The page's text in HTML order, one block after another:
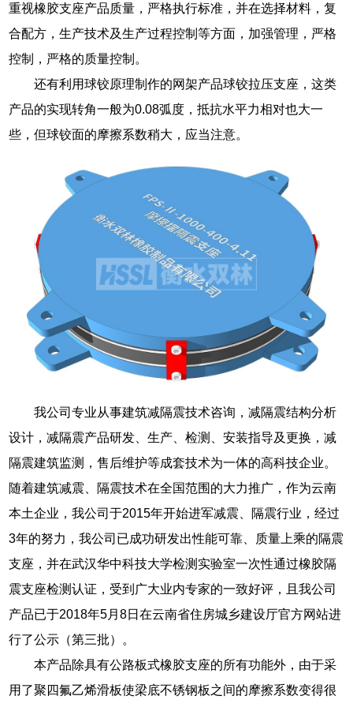
重视橡胶支座产品质量，严格执行标准，并在选择材料，复
合配方，生产技术及生产过程控制等方面，加强管理，严格
控制，严格的质量控制。
还有利用球铰原理制作的网架产品球铰拉压支座，这类
产品的实现转角一般为0.08弧度，抵抗水平力相对也大一
些，但球铰面的摩擦系数稍大，应当注意。
我公司专业从事建筑减隔震技术咨询，减隔震结构分析
设计，减隔震产品研发、生产、检测、安装指导及更换，减
隔震建筑监测，售后维护等成套技术为一体的高科技企业。
随着建筑减震、隔震技术在全国范围的大力推广，作为云南
本土企业，我公司于2015年开始进军减震、隔震行业，经过
3年的努力，我公司已成功研发出性能可靠、质量上乘的隔震
支座，并在武汉华中科技大学检测实验室一次性通过橡胶隔
震支座检测认证，受到广大业内专家的一致好评，且我公司
产品已于2018年5月8日在云南省住房城乡建设厅官方网站进
行了公示（第三批）。
本产品除具有公路板式橡胶支座的所有功能外，由于采
用了聚四氟乙烯滑板使梁底不锈钢板之间的摩擦系数变得很